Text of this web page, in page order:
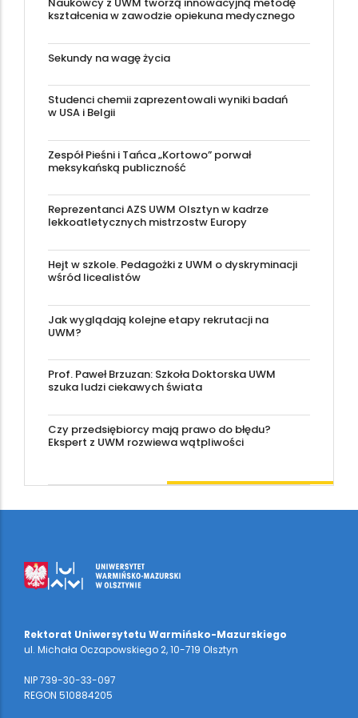
kształcenia w zawodzie opiekuna medycznego
Sekundy na wagę życia
Studenci chemii zaprezentowali wyniki badań
w USA i Belgii
Zespół Pieśni i Tańca „Kortowo” porwał
meksykańską publiczność
Reprezentanci AZS UWM Olsztyn w kadrze
lekkoatletycznych mistrzostw Europy
Hejt w szkole. Pedagożki z UWM o dyskryminacji
wśród licealistów
Jak wyglądają kolejne etapy rekrutacji na
UWM?
Prof. Paweł Brzuzan: Szkoła Doktorska UWM
szuka ludzi ciekawych świata
Czy przedsiębiorcy mają prawo do błędu?
Ekspert z UWM rozwiewa wątpliwości
Rektorat Uniwersytetu Warmińsko-Mazurskiego
ul. Michała Oczapowskiego 2, 10-719 Olsztyn
NIP 739-30-33-097
REGON 510884205